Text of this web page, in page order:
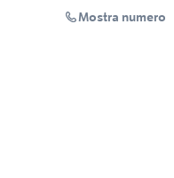
Mostra numero